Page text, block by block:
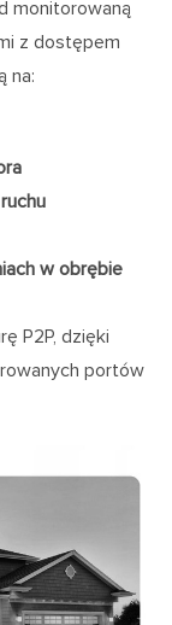
monitorowaną
z dostępem
na:
w obrębie
P2P, dzięki
portów